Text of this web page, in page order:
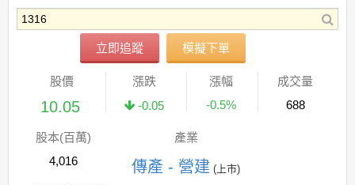
立即追蹤 模擬下單
股價
10.05
漲跌
-0.05
漲幅
-0.5%
成交量
688
股本(百萬)
4,016
產業
傳產 - 營建 (上市)